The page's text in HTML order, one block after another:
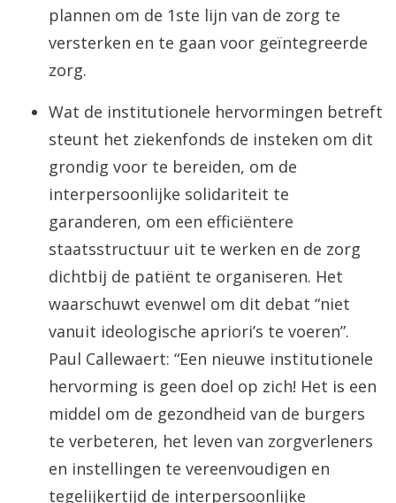
plannen om de 1ste lijn van de zorg te
versterken en te gaan voor geïntegreerde
zorg.
Wat de institutionele hervormingen betreft
steunt het ziekenfonds de insteken om dit
grondig voor te bereiden, om de
interpersoonlijke solidariteit te
garanderen, om een efficiëntere
staatsstructuur uit te werken en de zorg
dichtbij de patiënt te organiseren. Het
waarschuwt evenwel om dit debat “niet
vanuit ideologische apriori’s te voeren”.
Paul Callewaert: “Een nieuwe institutionele
hervorming is geen doel op zich! Het is een
middel om de gezondheid van de burgers
te verbeteren, het leven van zorgverleners
en instellingen te vereenvoudigen en
tegelijkertijd de interpersoonlijke